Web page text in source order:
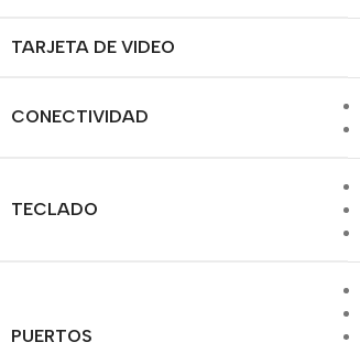
TARJETA DE VIDEO
CONECTIVIDAD
TECLADO
PUERTOS